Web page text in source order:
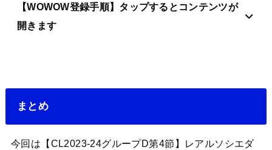
【WOWOW登録手順】タップするとコンテンツが
開きます
まとめ
今回は【CL2023-24グループD第4節】レアルソシエダ